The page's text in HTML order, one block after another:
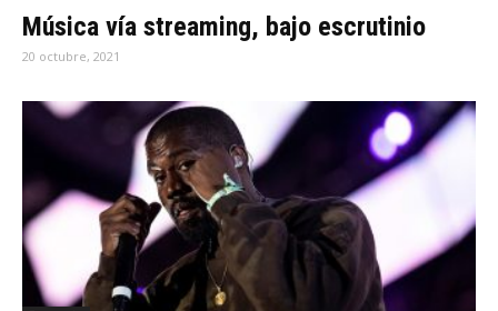
Música vía streaming, bajo escrutinio
20 octubre, 2021